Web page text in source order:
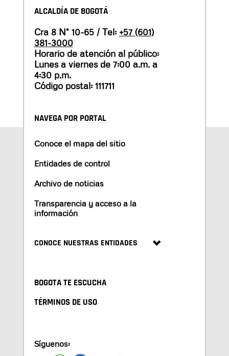
ALCALDÍA DE BOGOTÁ
Cra 8 N° 10-65 / Tel: +57 (601)
381-3000
Horario de atención al público:
Lunes a viernes de 7:00 a.m. a
4:30 p.m.
Código postal: 111711
NAVEGA POR PORTAL
Conoce el mapa del sitio
Entidades de control
Archivo de noticias
Transparencia y acceso a la
información
CONOCE NUESTRAS ENTIDADES
BOGOTA TE ESCUCHA
TÉRMINOS DE USO
Síguenos: